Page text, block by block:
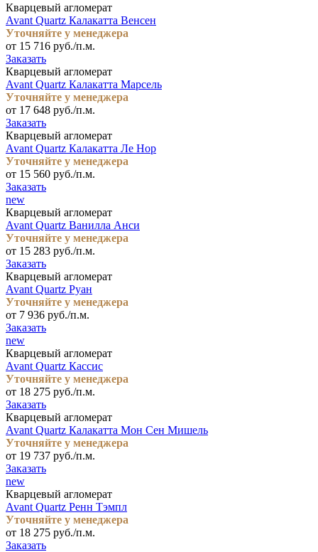
Кварцевый агломерат
Avant Quartz Калакатта Венсен
Уточняйте у менеджера
от 15 716 руб./п.м.
Заказать
Кварцевый агломерат
Avant Quartz Калакатта Марсель
Уточняйте у менеджера
от 17 648 руб./п.м.
Заказать
Кварцевый агломерат
Avant Quartz Калакатта Ле Нор
Уточняйте у менеджера
от 15 560 руб./п.м.
Заказать
new
Кварцевый агломерат
Avant Quartz Ванилла Анси
Уточняйте у менеджера
от 15 283 руб./п.м.
Заказать
Кварцевый агломерат
Avant Quartz Руан
Уточняйте у менеджера
от 7 936 руб./п.м.
Заказать
new
Кварцевый агломерат
Avant Quartz Кассис
Уточняйте у менеджера
от 18 275 руб./п.м.
Заказать
Кварцевый агломерат
Avant Quartz Калакатта Мон Сен Мишель
Уточняйте у менеджера
от 19 737 руб./п.м.
Заказать
new
Кварцевый агломерат
Avant Quartz Ренн Тэмпл
Уточняйте у менеджера
от 18 275 руб./п.м.
Заказать